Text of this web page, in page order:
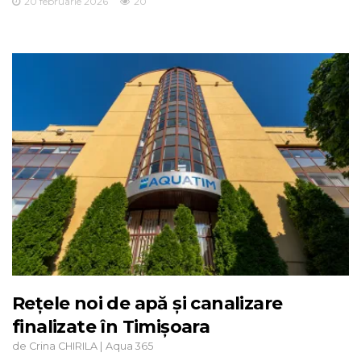
Rețele noi de apă și canalizare
finalizate în Timișoara
de Crina CHIRILA | Aqua 365